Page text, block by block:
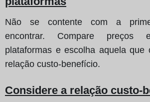
Não se contente com a
encontrar. Compare preços
plataformas e escolha aquela que
relação custo-benefício.
Considere a relação custo-